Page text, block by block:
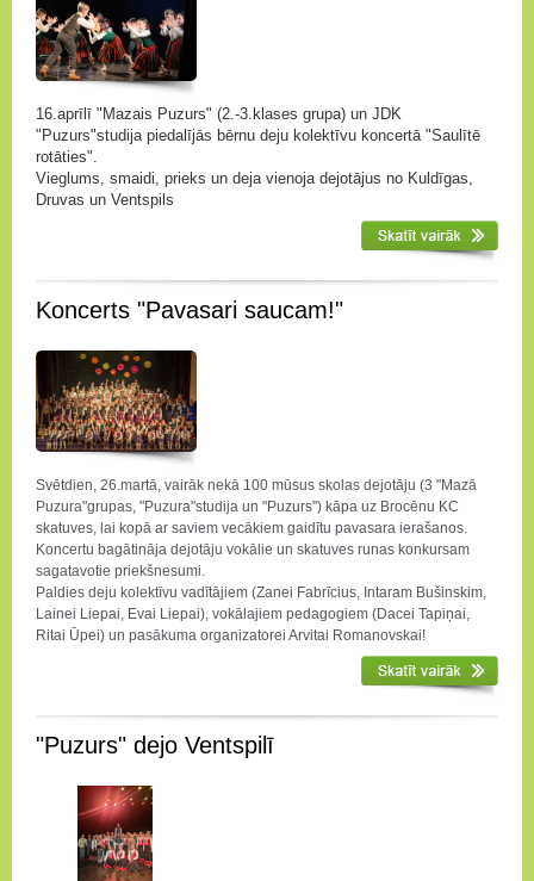
16.aprīlī "Mazais Puzurs" (2.-3.klases grupa) un JDK
"Puzurs"studija piedalījās bērnu deju kolektīvu koncertā "Saulītē
rotāties".
Vieglums, smaidi, prieks un deja vienoja dejotājus no Kuldīgas,
Druvas un Ventspils
Koncerts "Pavasari saucam!"
Svētdien, 26.martā, vairāk nekā 100 mūsus skolas dejotāju (3 "Mazā
Puzura"grupas, "Puzura"studija un "Puzurs") kāpa uz Brocēnu KC
skatuves, lai kopā ar saviem vecākiem gaidītu pavasara ierašanos.
Koncertu bagātināja dejotāju vokālie un skatuves runas konkursam
sagatavotie priekšnesumi.
Paldies deju kolektīvu vadītājiem (Zanei Fabrīcius, Intaram Bušinskim,
Lainei Liepai, Evai Liepai), vokālajiem pedagogiem (Dacei Tapiņai,
Ritai Ūpei) un pasākuma organizatorei Arvitai Romanovskai!
"Puzurs" dejo Ventspilī